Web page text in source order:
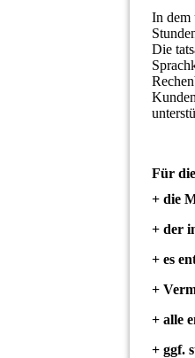
In dem
Die
Für
+ die
+ der
+ es
+
+ alle
+ ggf.